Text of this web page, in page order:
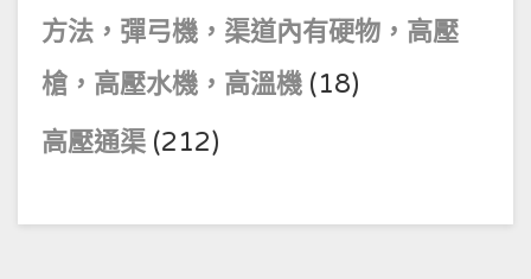
方法，彈弓機，渠道內有硬物，高壓
槍，高壓水機，高溫機 (18)
高壓通渠 (212)